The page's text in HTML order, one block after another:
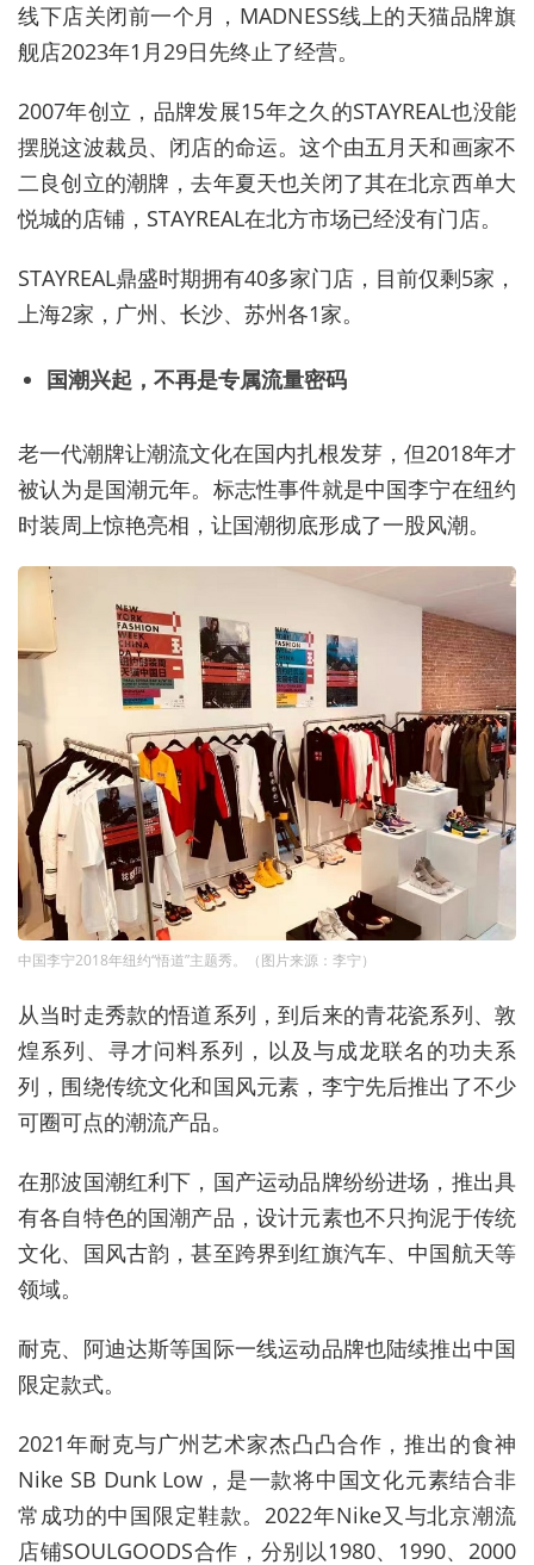
线下店关闭前一个月，MADNESS线上的天猫品牌旗
舰店2023年1月29日先终止了经营。
2007年创立，品牌发展15年之久的STAYREAL也没能
摆脱这波裁员、闭店的命运。这个由五月天和画家不
二良创立的潮牌，去年夏天也关闭了其在北京西单大
悦城的店铺，STAYREAL在北方市场已经没有门店。
STAYREAL鼎盛时期拥有40多家门店，目前仅剩5家，
上海2家，广州、长沙、苏州各1家。
国潮兴起，不再是专属流量密码
老一代潮牌让潮流文化在国内扎根发芽，但2018年才
被认为是国潮元年。 标志性事件就是中国李宁在纽约
时装周上惊艳亮相，让国潮彻底形成了一股风潮。
中国李宁2018年纽约“悟道”主题秀。（图片来源：李宁）
从当时走秀款的悟道系列，到后来的青花瓷系列、敦
煌系列、寻才问料系列，以及与成龙联名的功夫系
列，围绕传统文化和国风元素，李宁先后推出了不少
可圈可点的潮流产品。
在那波国潮红利下，国产运动品牌纷纷进场，推出具
有各自特色的国潮产品，设计元素也不只拘泥于传统
文化、国风古韵，甚至跨界到红旗汽车、中国航天等
领域。
耐克、阿迪达斯等国际一线运动品牌也陆续推出中国
限定款式。
2021年耐克与广州艺术家杰凸凸合作，推出的食神
Nike SB Dunk Low，是一款将中国文化元素结合非
常成功的中国限定鞋款。2022年Nike又与北京潮流
店铺SOULGOODS合作，分别以1980、1990、2000